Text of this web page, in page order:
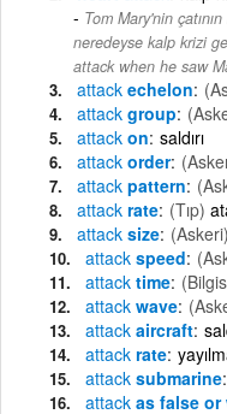
Tom Mary'nin
neredeyse kalp krizi
attack when he saw
attack echelon
attack group
attack on saldırı
attack order
attack pattern
attack rate (Tıp)
attack size (Askeri)
attack speed
attack time
attack wave
attack aircraft
attack rate
attack submarine
attack as false or